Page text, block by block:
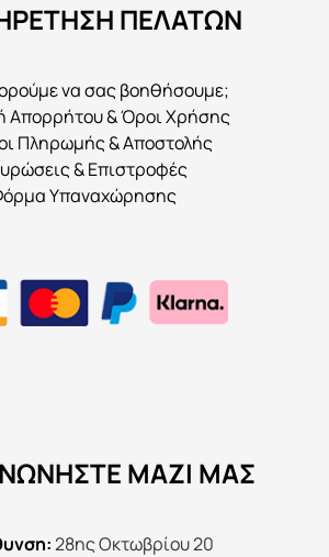
ΠΕΛΑΤΩΝ
να σας βοηθήσουμε;
Απορρήτου & Όροι Χρήσης
Πληρωμής & Αποστολής
& Επιστροφές
Υπαναχώρησης
ΜΑΖΊ ΜΑΣ
28ης Οκτωβρίου 20